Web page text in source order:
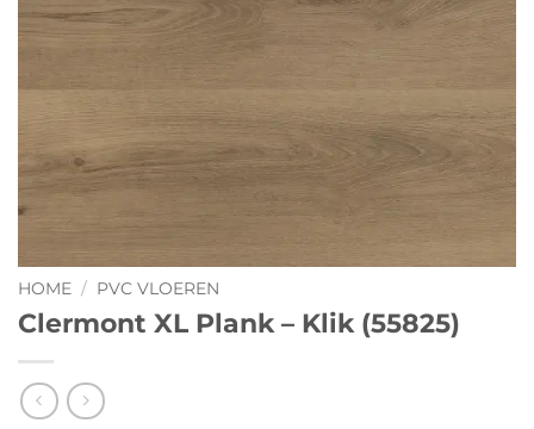
HOME / PVC VLOEREN
Clermont XL Plank – Klik (55825)